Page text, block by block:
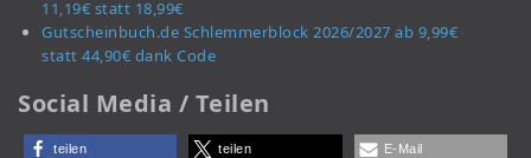
11,19€ statt 18,99€
Gutscheinbuch.de Schlemmerblock 2026/2027 ab 9,99€
statt 44,90€ dank Code
Social Media / Teilen
teilen teilen E-Mail